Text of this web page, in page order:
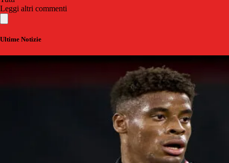
Leggi altri commenti
Ultime Notizie